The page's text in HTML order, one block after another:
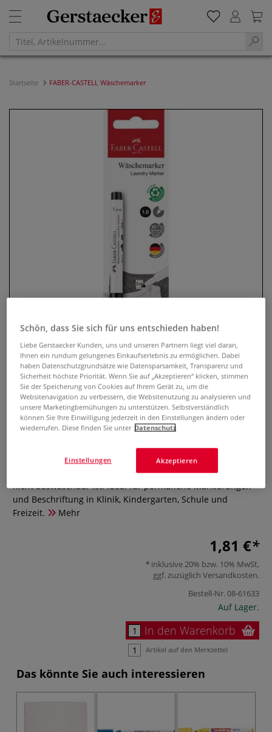
Startseite FABER-CASTELL Wäschemarker
FABER-CASTELL Wäschemarker
Schwarze Tinte, die sich selbständig nach 24 Stunden oder
sofort nach dem Bügeln ohne Dampffunktion fixiert und
nicht auswaschbar ist. Ideal für permanene Markierungen
und Beschriftung in Klinik, Kindergarten, Schule und
Freizeit.
Mehr
1,81 €
inklusive 20% bzw. 10% MwSt,
ggf. zuzüglich Versandkosten.
Bestell-Nr.08-61633
Auf Lager.
In den Warenkorb
Artikel auf den Merkzettel
Das könnte Sie auch interessieren
Schön, dass Sie sich für uns entschieden haben!
Liebe Gerstaecker Kunden, uns und unseren Partnern liegt viel daran,
Ihnen ein rundum gelungenes Einkaufserlebnis zu ermöglichen. Dabei
haben Datenschutzgrundsätze wie Datensparsamkeit, Transparenz und
Sicherheit höchste Priorität. Wenn Sie auf „Akzeptieren“ klicken, stimmen
Sie der Speicherung von Cookies auf Ihrem Gerät zu, um die
Websitenavigation zu verbessern, die Websitenutzung zu analysieren und
unsere Marketingbemühungen zu unterstützen. Selbstverständlich
können Sie Ihre Einwilligung jederzeit in den Einstellungen ändern oder
wiederrufen. Diese finden Sie unter Datenschutz
Akzeptieren
Einstellungen